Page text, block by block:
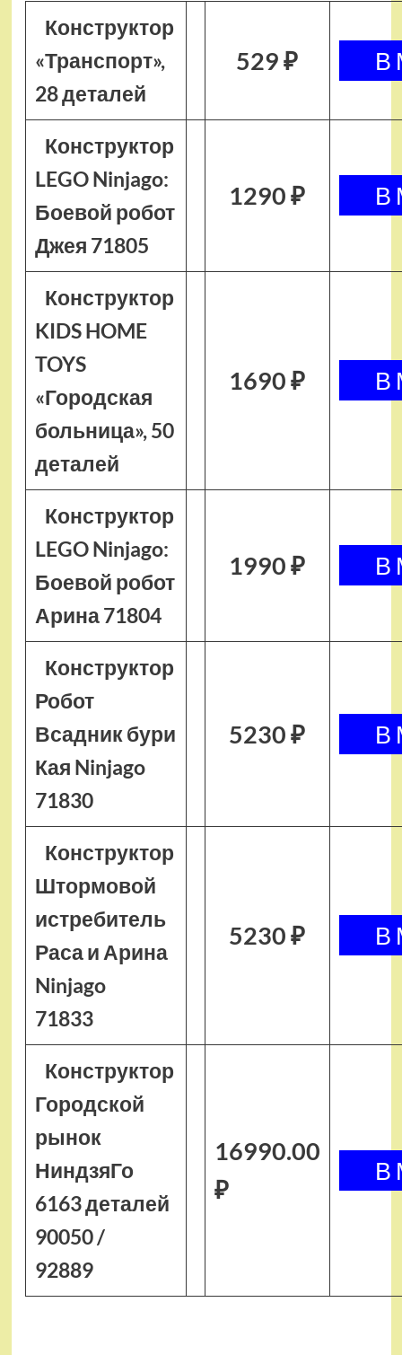
Конструктор
«Транспорт»,
28 деталей
529 ₽
Конструктор
LEGO Ninjago:
Боевой робот
Джея 71805
1290 ₽
Конструктор
KIDS HOME
TOYS
«Городская
больница», 50
деталей
1690 ₽
Конструктор
LEGO Ninjago:
Боевой робот
Арина 71804
1990 ₽
Конструктор
Робот
Всадник бури
Кая Ninjago
71830
5230 ₽
Конструктор
Штормовой
истребитель
Раса и Арина
Ninjago
71833
5230 ₽
Конструктор
Городской
рынок
НиндзяГо
6163 деталей
90050 /
92889
16990.00
₽